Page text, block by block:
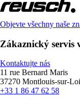
Objevte všechny naše
Zákaznický servis
Kontaktujte nás
11 rue Bernard Maris
37270 Montlouis-sur-
+33 1 86 47 62 58